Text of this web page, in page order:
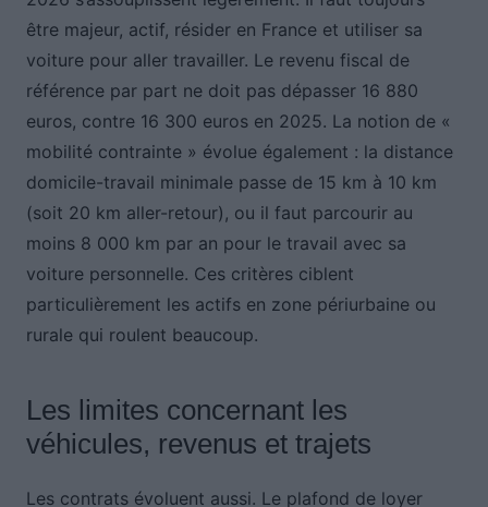
être majeur, actif, résider en France et utiliser sa
voiture pour aller travailler. Le revenu fiscal de
référence par part ne doit pas dépasser 16 880
euros, contre 16 300 euros en 2025. La notion de «
mobilité contrainte » évolue également : la distance
domicile-travail minimale passe de 15 km à 10 km
(soit 20 km aller-retour), ou il faut parcourir au
moins 8 000 km par an pour le travail avec sa
voiture personnelle. Ces critères ciblent
particulièrement les actifs en zone périurbaine ou
rurale qui roulent beaucoup.
Les limites concernant les
véhicules, revenus et trajets
Les contrats évoluent aussi. Le plafond de loyer